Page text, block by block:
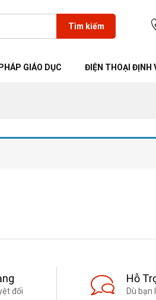
Tìm kiếm
GIÁO DỤC ĐIỆN THOẠI ĐỊNH
đối
Hỗ
Dù bạn